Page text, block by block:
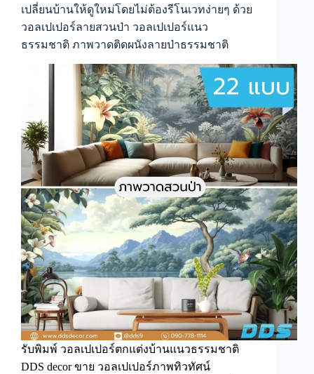
ธรรมชาติ
วอลเปเปอร์
ลาย
วอลเปเปอร์
วาด
ป่า
ธรรมชาติ
เปลี่ยนบ้านให้ดูใหม่โดยไม่ต้องรีโนเวทง่ายๆ ด้วย
วอลเปเปอร์ลายสวนป่า วอลเปเปอร์แนว
ธรรมชาติ ภาพวาดติดผนังลายป่าธรรมชาติ
รับพิมพ์ วอลเปเปอร์ตกแต่งบ้านแนวธรรมชาติ
DDS decor ขาย วอลเปเปอร์ภาพทิวทัศน์